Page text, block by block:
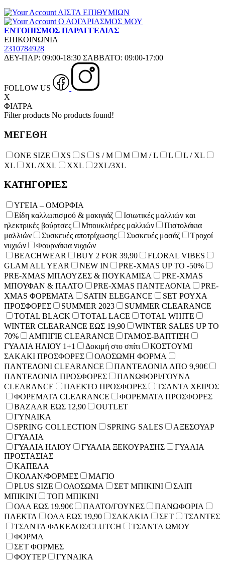
ΛΙΣΤΑ ΕΠΙΘΥΜΙΩΝ
Ο ΛΟΓΑΡΙΑΣΜΟΣ ΜΟΥ
ΕΝΤΟΠΙΣΜΟΣ ΠΑΡΑΓΓΕΛΙΑΣ
ΕΠΙΚΟΙΝΩΝΙΑ
2310784928
ΔΕΥ-ΠΑΡ: 09:00-18:30 ΣΑΒΒΑΤΟ: 09:00-17:00
FOLLOW US
X
ΦΙΛΤΡΑ
Filter products No products found!
ΜΕΓΕΘΗ
ONE SIZE XS S S / M Μ M / L L
L / XL
XL
XL /XXL XXL 2XL/3XL
ΚΑΤΗΓΟΡΙΕΣ
ΥΓΕΙΑ – ΟΜΟΡΦΙΑ
Είδη καλλωπισμού & μακιγιάζ
Ισιωτικές μαλλιών και
ηλεκτρικές βούρτσες
Μπουκλιέρες μαλλιών
Πιστολάκια
μαλλιών
Συσκευές αποτρίχωσης Συσκευές μασάζ
Τροχοί
νυχιών
Φουρνάκια νυχιών
BEACHWEAR
BUY 2 FOR 39,90
FLORAL VIBES
GLAM ALL YEAR
NEW IN
PRE-XMAS UP TO -50%
PRE-XMAS ΜΠΛΟΥΖΕΣ & ΠΟΥΚΑΜΙΣΑ
PRE-XMAS
ΜΠΟΥΦΑΝ & ΠΑΛΤΟ
PRE-XMAS ΠΑΝΤΕΛΟΝΙΑ
PRE-
XMAS ΦΟΡΕΜΑΤΑ
SATIN ELEGANCE
SET ΡΟΥΧΑ
ΠΡΟΣΦΟΡΕΣ
SUMMER 2023
SUMMER CLEARANCE
TOTAL BLACK
TOTAL LACE
TOTAL WHITE
WINTER CLEARANCE ΕΩΣ 19,90
WINTER SALES UP TO
70%
ΑΜΠΙΓΙΕ CLEARANCE
ΓΑΜΟΣ-ΒΑΠΤΙΣΗ
ΓΥΑΛΙΑ ΗΛΙΟΥ 1+1
Δοκιμή στο σπίτι
ΚΟΣΤΟΥΜΙ
ΣΑΚΑΚΙ ΠΡΟΣΦΟΡΕΣ
ΟΛΟΣΩΜΗ ΦΟΡΜΑ
ΠΑΝΤΕΛΟΝΙ CLEARANCE
ΠΑΝΤΕΛΟΝΙΑ ΑΠΟ 9,90€
ΠΑΝΤΕΛΟΝΙΑ ΠΡΟΣΦΟΡΕΣ
ΠΑΝΩΦΟΡΙ/ΓΟΥΝΑ
CLEARANCE
ΠΛΕΚΤΟ ΠΡΟΣΦΟΡΕΣ
ΤΣΑΝΤΑ ΧΕΙΡΟΣ
ΦΟΡΕΜΑΤΑ CLEARANCE
ΦΟΡΕΜΑΤΑ ΠΡΟΣΦΟΡΕΣ
BAZAAR ΕΩΣ 12,90
OUTLET
ΓΥΝΑΙΚΑ
SPRING COLLECTION
SPRING SALES
ΑΞΕΣΟΥΑΡ
ΓΥΑΛΙΑ
ΓΥΑΛΙΑ ΗΛΙΟΥ
ΓΥΑΛΙΑ ΞΕΚΟΥΡΑΣΗΣ
ΓΥΑΛΙΑ
ΠΡΟΣΤΑΣΙΑΣ
ΚΑΠΕΛΑ
ΚΟΛΑΝ/ΦΟΡΜΕΣ
ΜΑΓΙΟ
PLUS SIZE
ΟΛΟΣΩΜΑ ΣΕΤ ΜΠΙΚΙΝΙ
ΣΛΙΠ
ΜΠΙΚΙΝΙ
ΤΟΠ ΜΠΙΚΙΝΙ
ΟΛΑ ΕΩΣ 19.90€
ΠΑΛΤΟ/ΓΟΥΝΕΣ
ΠΑΝΩΦΟΡΙΑ
ΠΛΕΚΤΑ
ΟΛΑ ΕΩΣ 19,90 ΣΑΚΑΚΙΑ ΣΕΤ
ΤΣΑΝΤΕΣ
ΤΣΑΝΤΑ ΦΑΚΕΛΟΣ/CLUTCH
ΤΣΑΝΤΑ ΩΜΟΥ
ΦΟΡΜΑ
ΣΕΤ ΦΟΡΜΕΣ
ΦΟΥΤΕΡ
ΓΥΝΑΙΚΑ